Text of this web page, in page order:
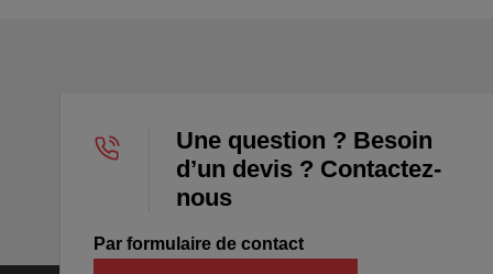
Une question ? Besoin
d’un devis ? Contactez-
nous
Par formulaire de contact